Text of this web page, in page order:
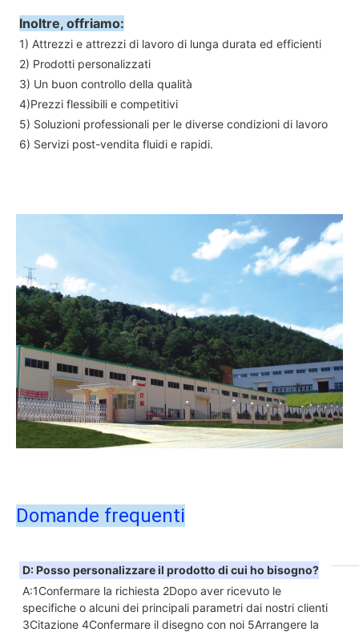
Inoltre, offriamo:
1) Attrezzi e attrezzi di lavoro di lunga durata ed efficienti
2) Prodotti personalizzati
3) Un buon controllo della qualità
4)Prezzi flessibili e competitivi
5) Soluzioni professionali per le diverse condizioni di lavoro
6) Servizi post-vendita fluidi e rapidi.
Domande frequenti
D: Posso personalizzare il prodotto di cui ho bisogno?
A:1Confermare la richiesta 2Dopo aver ricevuto le
specifiche o alcuni dei principali parametri dai nostri clienti
3Citazione 4Confermare il disegno con noi 5Arrangere la